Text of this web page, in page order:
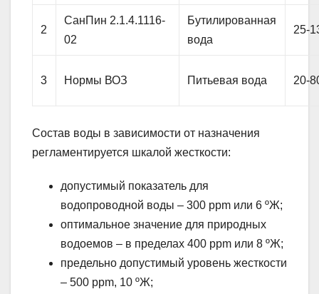
2
СанПин 2.1.4.1116-
02
Бутилированная
вода
25-
3 Нормы ВОЗ Питьевая вода 20-
Состав воды в зависимости от назначения
регламентируется шкалой жесткости:
допустимый показатель для
водопроводной воды – 300 ppm или 6 ºЖ;
оптимальное значение для природных
водоемов – в пределах 400 ррm или 8 ºЖ;
предельно допустимый уровень жесткости
– 500 ppm, 10 ºЖ;